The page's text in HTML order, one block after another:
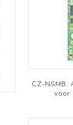
CZ-NSMB:
voor